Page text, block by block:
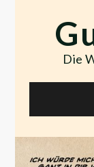
content
Die